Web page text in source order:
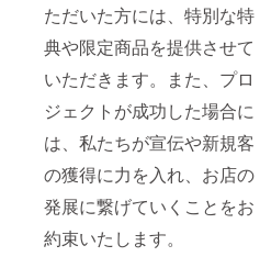
ただいた方には、特別な特
典や限定商品を提供させて
いただきます。また、プロ
ジェクトが成功した場合に
は、私たちが宣伝や新規客
の獲得に力を入れ、お店の
発展に繋げていくことをお
約束いたします。